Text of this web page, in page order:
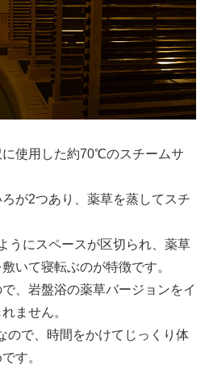
に使用した約70℃のスチームサ
が2つあり、薬草を蒸してスチ
うにスペースが区切られ、薬草
いて寝転ぶのが特徴です。
、岩盤浴の薬草バージョンをイ
ません。
ので、時間をかけてじっくり体
す。